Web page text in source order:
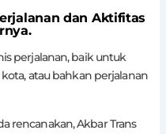
dan Aktifitas
perjalanan, baik untuk
atau bahkan perjalanan
rencanakan, Akbar Trans